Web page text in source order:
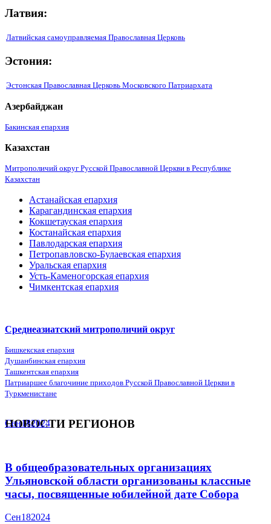
Латвия:
Латвийская самоуправляемая Православная Церковь
Эстония:
Эстонская Православная Церковь Московского Патриархата
Азербайджан
Бакинская епархия
Казахстан
Митрополичий округ Русской Православной Церкви в Республике
Казахстан
Астанайская епархия
Карагандинская епархия
Кокшетауская епархия
Костанайская епархия
Павлодарская епархия
Петропавловско-Булаевская епархия
Уральская епархия
Усть-Каменогорская епархия
Чимкентская епархия
Среднеазиатский митрополичий округ
Бишкекская епархия
Душанбинская епархия
Ташкентская епархия
Патриаршее благочиние приходов Русской Православной Церкви в
Туркменистане
НОВОСТИ РЕГИОНОВ
Сен182024
В общеобразовательных организациях
Ульяновской области организованы классные
часы, посвященные юбилейной дате Собора
Сен182024